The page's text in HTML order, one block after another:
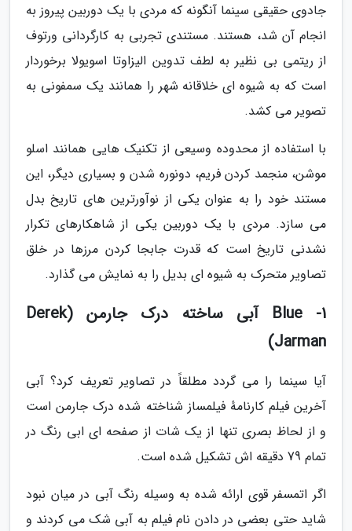
جادوی حقیقی سینما آنگونه که مردی با یک دوربین پیروز به
انجام آن شد، هستند. مستندی تجربی به کارگردانی ورتوف
از ریتمی بی نظیر به لطف تدوین الیزاوتا اسویولا برخوردار
است که به شیوه ای خلاقانه شهر را همانند یک سمفونی به
تصویر می کشد.
با استفاده از محدوده وسیعی از تکنیک هایی همانند اسلو
موشن، منجمد کردن فریم، دونوره شدن و بسیاری دیگر، این
مستند خود را به عنوان یکی از نوآورترین های تاریخ بدل
می سازد. مردی با یک دوربین یکی از شاهکارهای تکرار
نشدنی تاریخ است که قدرت جابجا کردن مرزها در خلق
تصاویر متحرک به شیوه ای بدیل را به نمایش می گذارد.
1- Blue آبی ساخته درک جارمن (Derek
Jarman)
آیا سینما را می گردد مطلقاً در تصاویر تعریف کرد؟ آبی
آخرین فیلم کارنامهٔ فیلمساز شناخته شده درک جارمن است
و از لحاظ بصری تنها از یک شات از صفحه ای ابی رنگ در
تمام 79 دقیقه اش تشکیل شده است.
اگر اتمسفر قوی ارائه شده به وسیله رنگ آبی در میان نبود
شاید حتی بعضی در دادن نام فیلم به آبی شک می کردند و